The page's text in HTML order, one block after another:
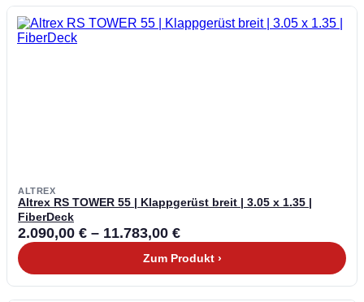
ALTREX
Altrex RS TOWER 55 | Klappgerüst breit | 3.05 x 1.35 |
FiberDeck
2.090,00 € – 11.783,00 €
Zum Produkt ›